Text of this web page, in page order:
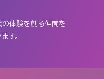
体験を創る仲間を
す。